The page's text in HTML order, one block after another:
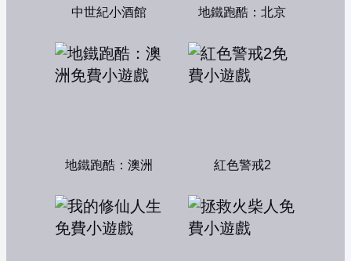
中世紀小酒館 地鐵跑酷：北京
地鐵跑酷：澳洲 紅色警戒2